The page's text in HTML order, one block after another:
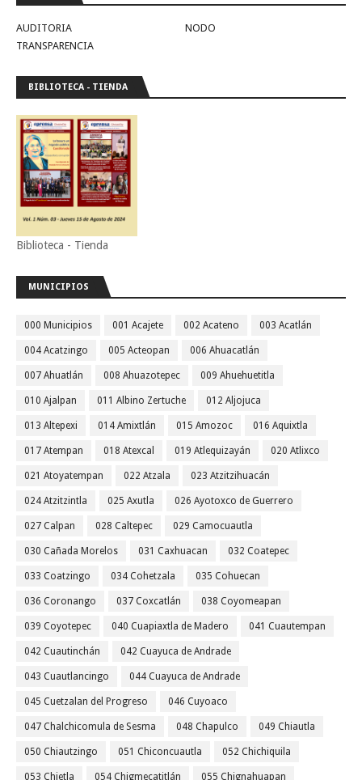
AUDITORIA
NODO
TRANSPARENCIA
BIBLIOTECA - TIENDA
Biblioteca - Tienda
MUNICIPIOS
000 Municipios 001 Acajete 002 Acateno 003 Acatlán
004 Acatzingo 005 Acteopan 006 Ahuacatlán
007 Ahuatlán 008 Ahuazotepec 009 Ahuehuetitla
010 Ajalpan 011 Albino Zertuche 012 Aljojuca
013 Altepexi 014 Amixtlán 015 Amozoc 016 Aquixtla
017 Atempan 018 Atexcal 019 Atlequizayán 020 Atlixco
021 Atoyatempan 022 Atzala 023 Atzitzihuacán
024 Atzitzintla 025 Axutla 026 Ayotoxco de Guerrero
027 Calpan 028 Caltepec 029 Camocuautla
030 Cañada Morelos 031 Caxhuacan 032 Coatepec
033 Coatzingo 034 Cohetzala 035 Cohuecan
036 Coronango 037 Coxcatlán 038 Coyomeapan
039 Coyotepec 040 Cuapiaxtla de Madero 041 Cuautempan
042 Cuautinchán 042 Cuayuca de Andrade
043 Cuautlancingo 044 Cuayuca de Andrade
045 Cuetzalan del Progreso 046 Cuyoaco
047 Chalchicomula de Sesma 048 Chapulco 049 Chiautla
050 Chiautzingo 051 Chiconcuautla 052 Chichiquila
053 Chietla 054 Chigmecatitlán 055 Chignahuapan